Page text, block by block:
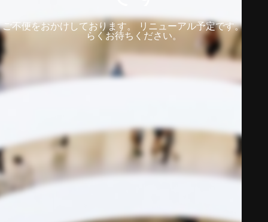
ご不便をおかけしております。 リニューアル予定です。 しば
らくお待ちください。